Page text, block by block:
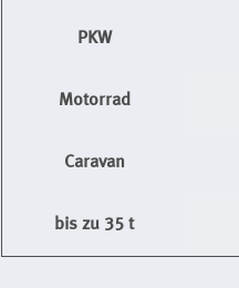
PKW
Motorrad
Caravan
bis zu 35 t